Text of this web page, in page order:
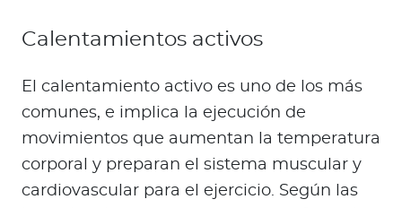
Calentamientos activos
El calentamiento activo es uno de los más
comunes, e implica la ejecución de
movimientos que aumentan la temperatura
corporal y preparan el sistema muscular y
cardiovascular para el ejercicio. Según las